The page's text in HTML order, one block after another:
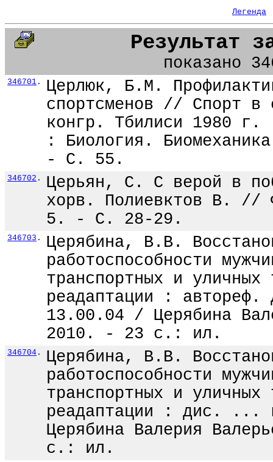
Легенда
Результат
показано
346701 .
Церлюк, Б.М.
спортсменов // Спорт
конгр. Тбилиси 1980
: Биология.
- С. 55.
346702 .
Церьян, С. С верой в
хорв. Полиевктов В. //
5. - С. 28-29.
346703 .
Церябина, В.В.
работоспособности
транспортных и
реадаптации :
13.00.04 / Церябина
2010. - 23 с.: ил.
346704 .
Церябина, В.В.
работоспособности
транспортных и
реадаптации : дис.
Церябина Валерия
с.: ил.